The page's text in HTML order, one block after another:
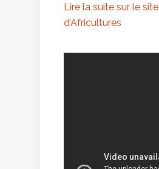
Lire la suite sur le site
d’Africultures